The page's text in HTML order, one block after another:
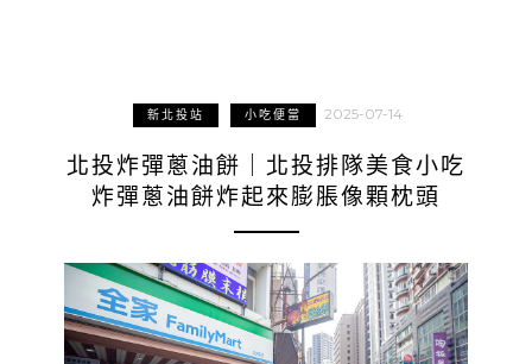
新北投站 小吃便當 2025-07-14
北投炸彈蔥油餅｜北投排隊美食小吃
炸彈蔥油餅炸起來膨脹像顆枕頭